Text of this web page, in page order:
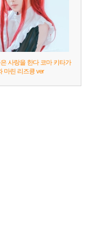
사랑을 한다 코마 키타가
마린 리즈큥 ver